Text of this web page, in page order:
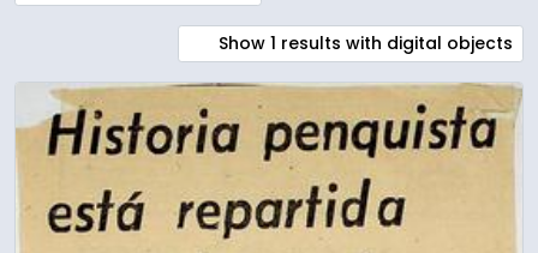
Show 1 results with digital objects